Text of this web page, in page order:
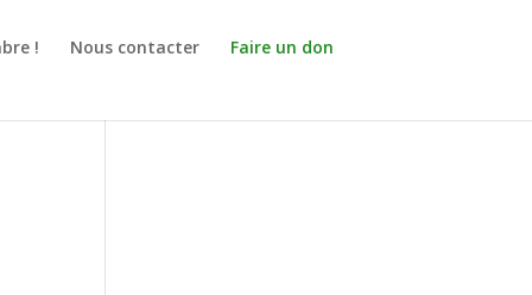
! Nous contacter Faire un don